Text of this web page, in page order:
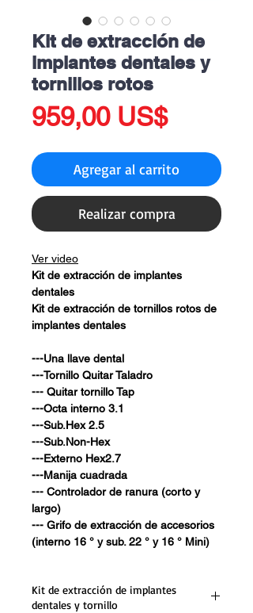
Kit de extracción de
implantes dentales y
tornillos rotos
959,00 US$Precio
Agregar al carrito
Realizar compra
Ver video
Kit de extracción de implantes
dentales
Kit de extracción de tornillos rotos de
implantes dentales
---Una llave dental
---Tornillo Quitar Taladro
--- Quitar tornillo Tap
---Octa interno 3.1
---Sub.Hex 2.5
---Sub.Non-Hex
---Externo Hex2.7
---Manija cuadrada
--- Controlador de ranura (corto y
largo)
--- Grifo de extracción de accesorios
(interno 16 ° y sub. 22 ° y 16 ° Mini)
Kit de extracción de implantes
dentales y tornillo